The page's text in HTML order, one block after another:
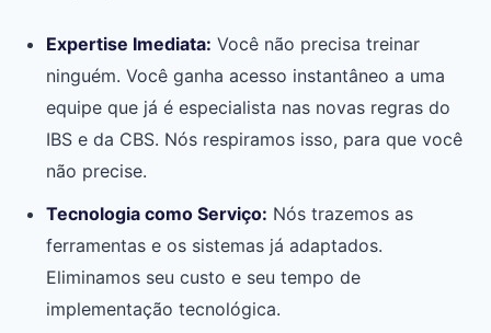
Expertise Imediata: Você não precisa treinar
ninguém. Você ganha acesso instantâneo a uma
equipe que já é especialista nas novas regras do
IBS e da CBS. Nós respiramos isso, para que você
não precise.
Tecnologia como Serviço: Nós trazemos as
ferramentas e os sistemas já adaptados.
Eliminamos seu custo e seu tempo de
implementação tecnológica.